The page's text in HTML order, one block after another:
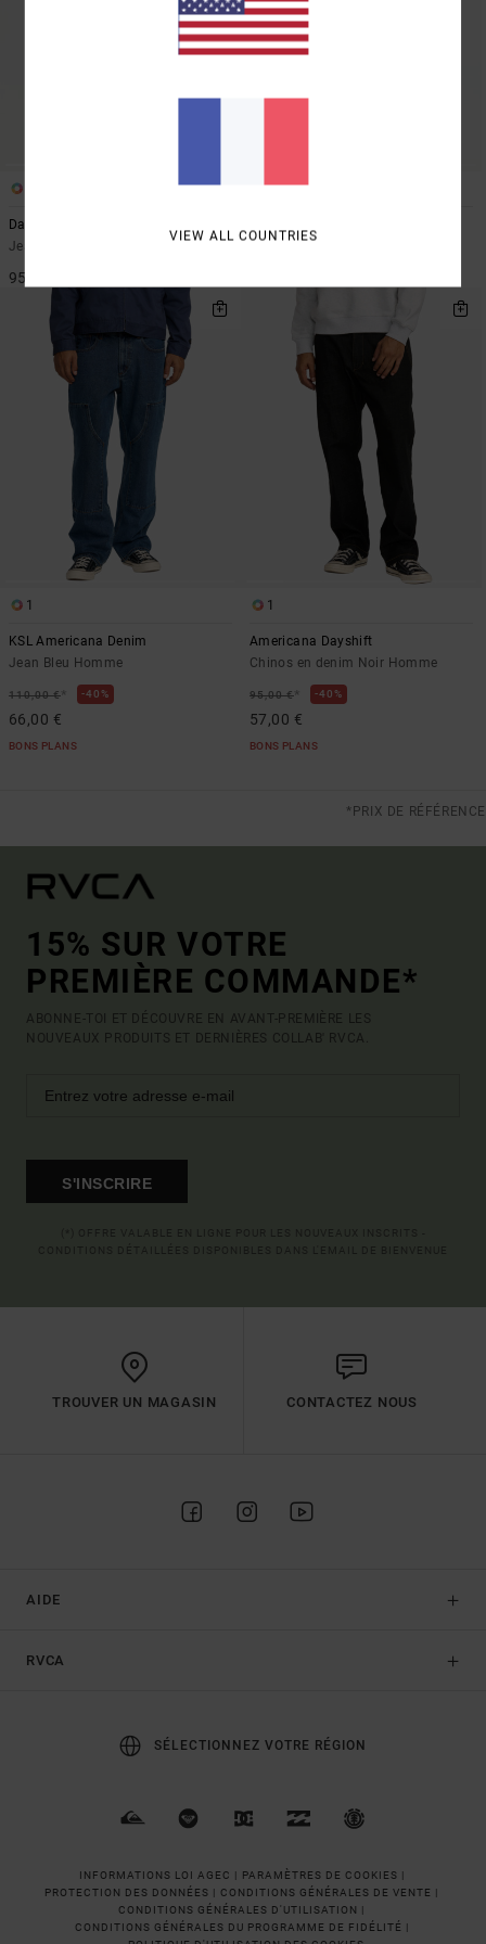
Dayshift Americana Denim
Jean relaxed Noir Homme
95,00 €
2
Jean relaxed Bleu Homme
1
KSL Americana Denim
Jean Bleu Homme
110,00 €* 40%
66,00 €
BONS PLANS
1
Americana Dayshift
Chinos en denim Noir Homme
95,00 €* 40%
57,00 €
BONS PLANS
*PRIX DE RÉFÉRENCE
15% SUR VOTRE
PREMIÈRE COMMANDE*
ABONNE-TOI ET DÉCOUVRE EN AVANT-PREMIÈRE LES
NOUVEAUX PRODUITS ET DERNIÈRES COLLAB' RVCA.
S'INSCRIRE
TROUVER UN MAGASIN CONTACTEZ NOUS
AIDE
RVCA
SÉLECTIONNEZ VOTRE RÉGION
INFORMATIONS LOI AGEC |
PARAMÈTRES DE COOKIES |
PROTECTION DES DONNÉES |
CONDITIONS GÉNÉRALES DE VENTE |
CONDITIONS GÉNÉRALES D'UTILISATION |
CONDITIONS GÉNÉRALES DU PROGRAMME DE FIDÉLITÉ |
VIEW ALL COUNTRIES